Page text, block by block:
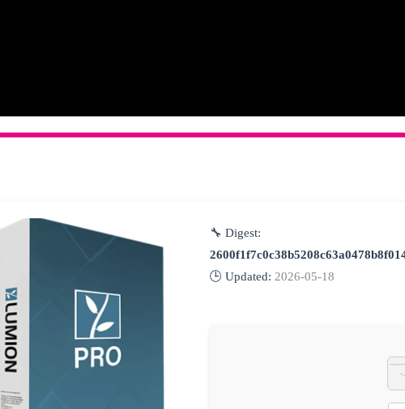
🔧 Digest:
🕒 Updated: 2026-05-18